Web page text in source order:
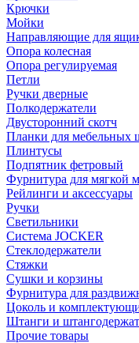
Крючки
Мойки
Направляющие для
Опора колесная
Опора регулируемая
Петли
Ручки дверные
Полкодержатели
Двусторонний скотч
Планки для мебельных
Плинтусы
Подпятник фетровый
Фурнитура для мягкой
Рейлинги и аксессуары
Ручки
Светильники
Система JOCKER
Стеклодержатели
Стяжки
Сушки и корзины
Фурнитура для
Цоколь и
Штанги и
Прочие товары